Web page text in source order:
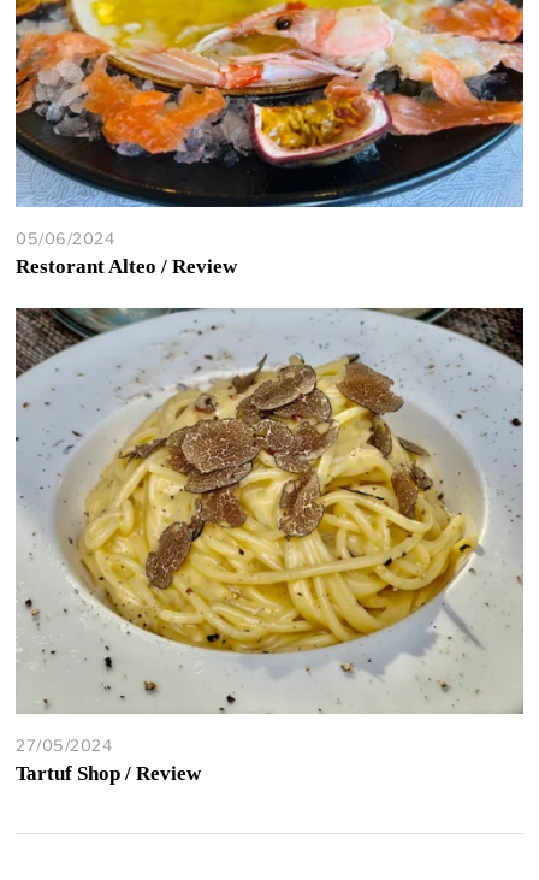
05/06/2024
Restorant Alteo / Review
27/05/2024
Tartuf Shop / Review